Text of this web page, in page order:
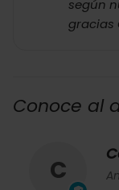
según
gracias
Conoce al
C